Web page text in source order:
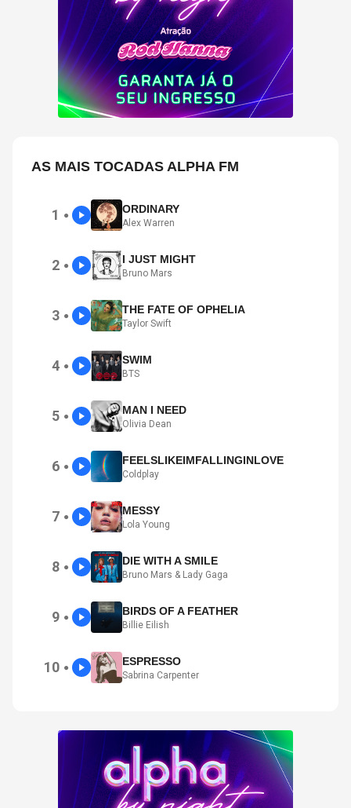
AS MAIS TOCADAS ALPHA FM
1 ● ORDINARY
Alex Warren
2 ● I JUST MIGHT
Bruno Mars
3 ● THE FATE OF OPHELIA
Taylor Swift
4 ● SWIM
BTS
5 ● MAN I NEED
Olivia Dean
6 ● FEELSLIKEIMFALLINGINLOVE
Coldplay
7 ● MESSY
Lola Young
8 ● DIE WITH A SMILE
Bruno Mars & Lady Gaga
9 ● BIRDS OF A FEATHER
Billie Eilish
10 ● ESPRESSO
Sabrina Carpenter